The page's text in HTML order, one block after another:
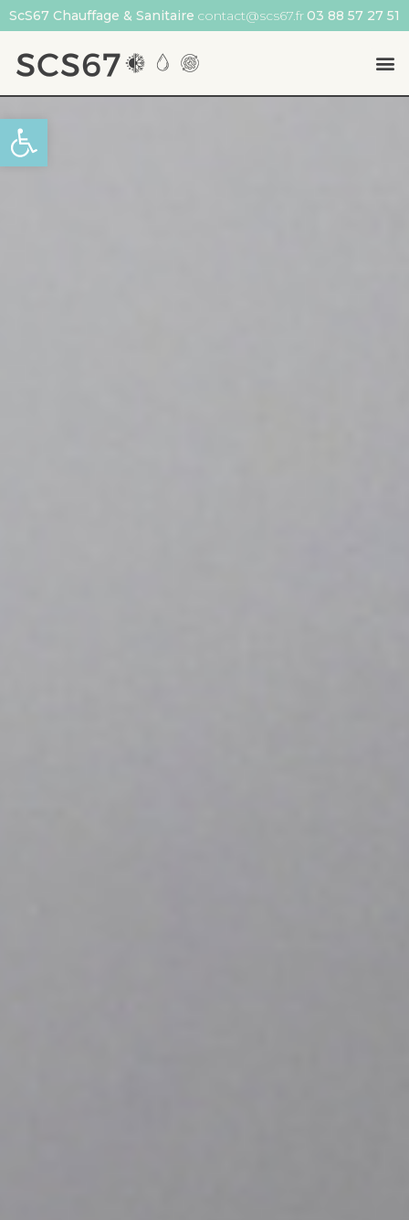
Ouvrir la barre d’outils
ScS67 Chauffage & Sanitaire contact@scs67.fr03 88 57 27 51